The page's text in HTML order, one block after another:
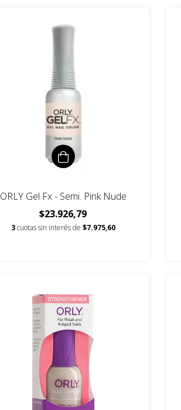
ORLY Gel Fx - Semi. Pink Nude
$23.926,79
3cuotas sin interés de $7.975,60